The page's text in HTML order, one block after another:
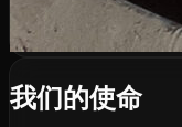
我们的使命